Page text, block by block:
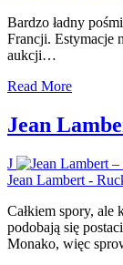
Bardzo ładny
Francji. Estymacje
aukcji…
Read More
Jean
J
Jean Lambert -
Całkiem spory, ale
podobają się
Monako, więc